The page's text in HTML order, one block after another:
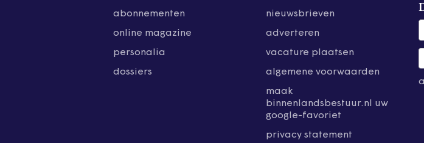
abonnementen
online magazine
personalia
dossiers
nieuwsbrieven
adverteren
vacature plaatsen
algemene voorwaarden
maak
binnenlandsbestuur.nl uw
google-favoriet
privacy statement